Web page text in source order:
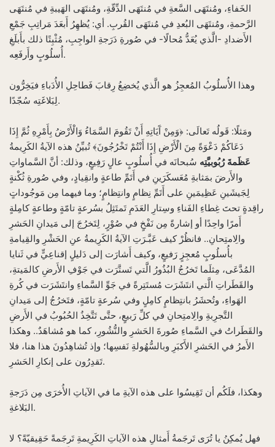
الخَفاءِ، ومُنتَهَى السَّعةِ في مُنتَهَى الدِّقّةِ، ومُنتَهَى الهَيبةِ في مُنتَهَى
الرَّحمةِ، ومُنتَهَى البُعدِ في مُنتَهَى القُربِ. أي: يُظهِرُ أَبعَدَ مَراتِبِ جَمْعِ
الأَضدادِ -الَّذي يُعَدُّ مُحالًا- في صُورةِ دَرَجةِ الواجِبِ، مُثْبِتًا ذلك بأَبلَغِ
أُسلُوبٍ وأَرفَعِه.
وهذا الأُسلُوبُ المُعجِزُ هو الَّذي يُخضِعُ رِقابَ فَطاحِلِ الأُدَباءِ فيَخِرُّون
لِبَلاغَتِه سُجّدًا.
ومَثلًا: قَولُه تَعالَى: ﴿وَمِنْ آَيَاتِهِ أَنْ تَقُومَ السَّمَاءُ وَالْأَرْضُ بِأَمْرِهِ ثُمَّ إِذَا
دَعَاكُمْ دَعْوَةً مِنَ الْأَرْضِ إِذَا أَنْتُمْ تَخْرُجُونَ﴾ تُبيِّنُ هذه الآيةُ الكَرِيمةُ
عَظَمةَ رُبُوبيَّتِه سُبحانَه في أُسلُوبٍ عالٍ رَفِيعٍ، وذلك: أنَّ السَّماواتِ
والأَرضَ بمَثابةِ مُعَسكَرَينِ في أَتَمِّ طاعةٍ وانقِيادٍ، وفي صُورةِ ثُكْنةٍ
لِجَيشَينِ عَظِيمَينِ على أَتَمِّ نِظامٍ وانتِظامٍ؛ وما فيهما مِن مَوجُوداتٍ
راقِدةٍ تحتَ غِطاءِ الفَناءِ وسِتارِ العَدَمِ تَمتَثِلُ بسُرعةٍ تامّةٍ وطاعةٍ كامِلةٍ
أَمرًا واحِدًا أو إشارةً مِن نَفْخٍ في صُوْرٍ، لِتَخرُجَ إلى مَيدانِ الحَشرِ
والِامتِحانِ.. فانظُرْ كيف عَبَّـرَتِ الآيةُ الكَرِيمةُ عنِ الحَشْرِ والقِيامةِ
بأُسلُوبٍ مُعجِزٍ رَفيعٍ، وكيف أَشارَت إلى دَليلٍ إقناعِيٍّ في ثَنايا
المُدَّعَى، مِثلَما تَخرُجُ البُذُورُ الَّتي تَستَّرَت في جَوْفِ الأَرضِ كالمَيتةِ،
والقَطَراتِ الَّتي انتَشَرَت مُستَتِرةً في جَوِّ السَّماءِ وانتَشَرَت في كُرةِ
الهَواءِ، وتُحشَرُ بانتِظامٍ كامِلٍ وفي سُرعةٍ تامّةٍ، فتَخرُجُ إلى مَيدانِ
التَّجرِبةِ والِامتِحانِ في كلِّ رَبيعٍ، حتَّى تَتَّخِذُ الحُبُوبُ في الأَرضِ
والقَطَراتُ في السَّماءِ صُورةَ الحَشرِ والنُّشُورِ، كما هو مُشاهَدٌ.. وهكذا
الأَمرُ في الحَشرِ الأَكبَرِ وبالسُّهُولةِ نَفسِها؛ وإذ تُشاهِدُونَ هذا هنا، فلا
تَقدِرُون على إنكارِ الحَشرِ.
وهكذا، فلَكُم أن تَقِيسُوا على هذه الآيةِ ما في الآياتِ الأُخرَى مِن دَرَجةِ
البَلاغةِ.
فهل يُمكِنُ يا تُرَى تَرجَمةُ أَمثالِ هذه الآياتِ الكَرِيمةِ تَرجَمةً حَقِيقيّةً؟ لا